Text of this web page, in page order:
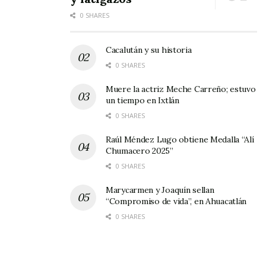
0 SHARES
Cacalután y su historia
0 SHARES
Muere la actriz Meche Carreño; estuvo
un tiempo en Ixtlán
0 SHARES
Raúl Méndez Lugo obtiene Medalla “Alí
Chumacero 2025”
0 SHARES
Marycarmen y Joaquín sellan
“Compromiso de vida”, en Ahuacatlán
0 SHARES